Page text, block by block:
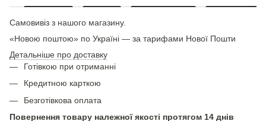
Самовивіз з нашого магазину.
«Новою поштою» по Україні — за тарифами Нової Пошти
Детальніше про доставку
Готівкою при отриманні
Кредитною карткою
Безготівкова оплата
Повернення товару належної якості протягом 14 днів